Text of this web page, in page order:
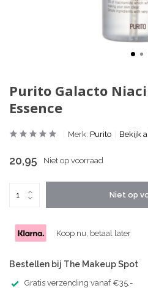
Purito Galacto
Essence
Merk: Purito Bekijk
20,95 Niet op voorraad
Niet op
Koop nu, betaal later
Bestellen bij The Makeup Spot
Gratis verzending vanaf €35,-